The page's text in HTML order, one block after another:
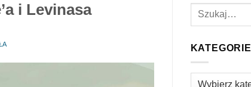
i Levinasa
KATEGORIE
Kategorie